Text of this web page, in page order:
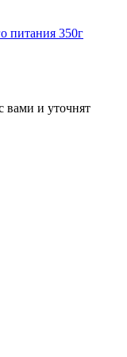
питания 350г
вами и уточнят